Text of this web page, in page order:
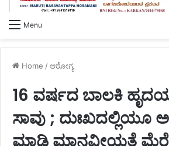
Menu
Home /ಆರೋಗ್ಯ
16 ವರ್ಷದ ಬಾಲಕಿ
ಸಾವು ; ದುಃಖದಲ್ಲಿಯೂ
ಮಾಡಿ ಮಾನವೀಯತೆ